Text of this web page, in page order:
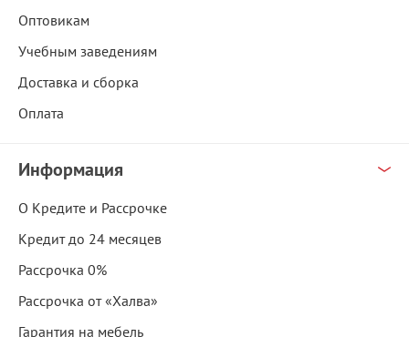
Оптовикам
Учебным заведениям
Доставка и сборка
Оплата
Информация
О Кредите и Рассрочке
Кредит до 24 месяцев
Рассрочка 0%
Рассрочка от «Халва»
Гарантия на мебель